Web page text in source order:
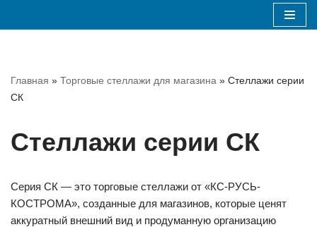
Главная » Торговые стеллажи для магазина » Стеллажи серии
СК
Стеллажи серии СК
Серия СК — это торговые стеллажи от «КС-РУСЬ-
КОСТРОМА», созданные для магазинов, которые ценят
аккуратный внешний вид и продуманную организацию